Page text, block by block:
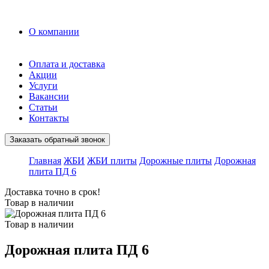
О компании
Оплата и доставка
Акции
Услуги
Вакансии
Статьи
Контакты
Заказать обратный звонок
Главная ЖБИ ЖБИ плиты Дорожные плиты Дорожная
плита ПД 6
Доставка точно в срок!
Товар в наличии
Товар в наличии
Дорожная плита ПД 6